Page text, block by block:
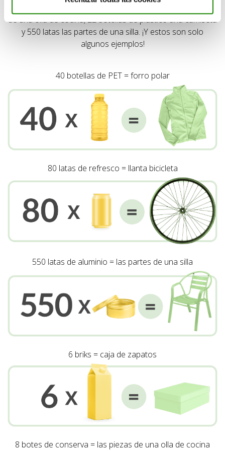
de una olla de cocina, 22 botellas de plástico una camiseta
y 550 latas las partes de una silla. ¡Y estos son solo
algunos ejemplos!
40 botellas de PET = forro polar
80 latas de refresco = llanta bicicleta
550 latas de aluminio = las partes de una silla
6 briks = caja de zapatos
8 botes de conserva = las piezas de una olla de cocina